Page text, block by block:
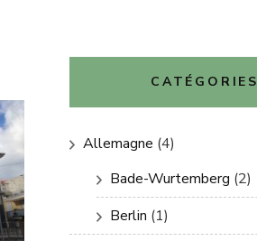
CATÉGORIES
Allemagne (4)
Bade-Wurtemberg (2)
Berlin (1)